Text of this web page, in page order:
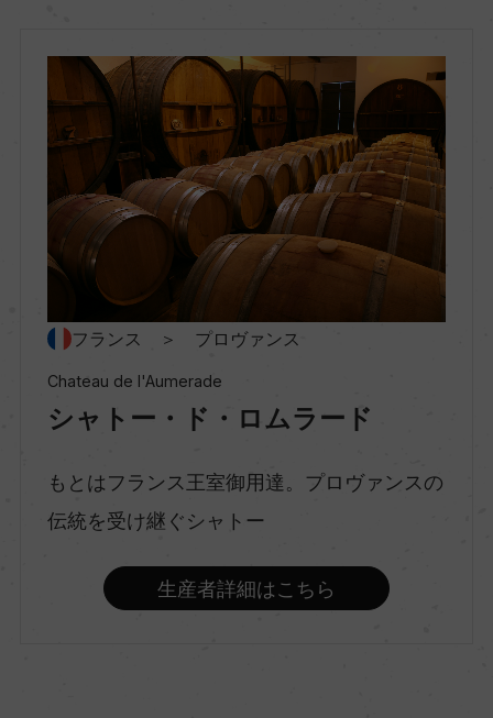
地区名
コート・ド・プロヴァンス
村名
種類
スティルワイン
辛口
ヴェルメンティーノ 100%
フランス ＞ プロヴァンス
Chateau de l'Aumerade
シャトー・ド・ロムラード
もとはフランス王室御用達。プロヴァンスの
伝統を受け継ぐシャトー
生産者詳細はこちら